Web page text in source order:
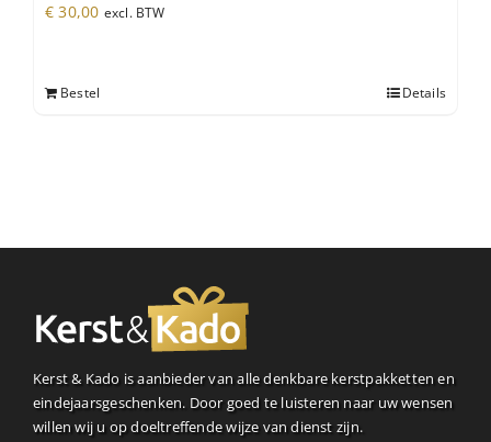
€ 30,00 excl. BTW
Bestel Details
Kerst & Kado is aanbieder van alle denkbare kerstpakketten en
eindejaarsgeschenken. Door goed te luisteren naar uw wensen
willen wij u op doeltreffende wijze van dienst zijn.